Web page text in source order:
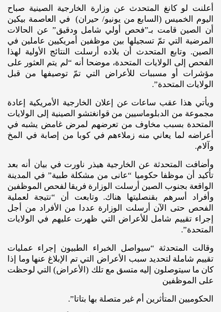
أعلنت لو كانغ المتحدث عن وزارة الخارجية الصينية صباح
اليوم الخميس (السابع من يونيو/ حيران) في العاصمة بيكين
أن الصين قامت بـ”فحص أولي شامل ودقيق” عن الحالات
المرضية التي تمّ تسجيلها بين موظفين أمريكيين عاملين في
الصين. وتابع المتحدث أن بلاده أرسلت النتائج الأولية لهذا
الفحص إلى الولايات المتحدة، موضحا أنه “لم يتم العثور على
مؤشرات أو مسببات للأعراض التي تمّ توصيفها من قبل
الولايات المتحدة”.
ويأتي هذا عقب ساعات عن إعلان الخارجية الأمريكية إعادة
مجموعة من الدبلوماسيين من قوانغتشو الصينية إلى الولايات
المتحدة بسبب مخاوف من تعرضهم لمرض غامض يشبه في
أعراضه لما يعاني منه زملاءهم في كوبا من إصابة في المخ
وآلام.
وأضافت المتحدثة عن الخارجية هيذر ناورت في بيان أنه بعد
تأكيد أن موظفا حكوميا “عانى من مشكلة طبية” في المدينة
الواقعة بجنوب الصين أرسلت الوزارة فريقا لفحص الموظفين
وأفراد أسرهم بقنصليتها هناك. وتابعت أن “نتيجة لعملية
الفحص حتى الآن أرسلت الوزارة عددا من الأفراد من أجل
إجراء تقييم شامل للأعراض التي ظهرت عليهم في الولايات
المتحدة”.
وقالت المتحدثة “سيواصل الخبراء الطبيون إجراء عمليات
تقييم شاملة لتحديد سبب الأعراض التي تم الإبلاغ عنها وما إذا
كان ما سيتوصلون إليه متسق مع تلك (الأعراض) التي لوحظت
على الموظفين
الحكوميين المتأثرين أم غير متصلة بها بتاتا”.